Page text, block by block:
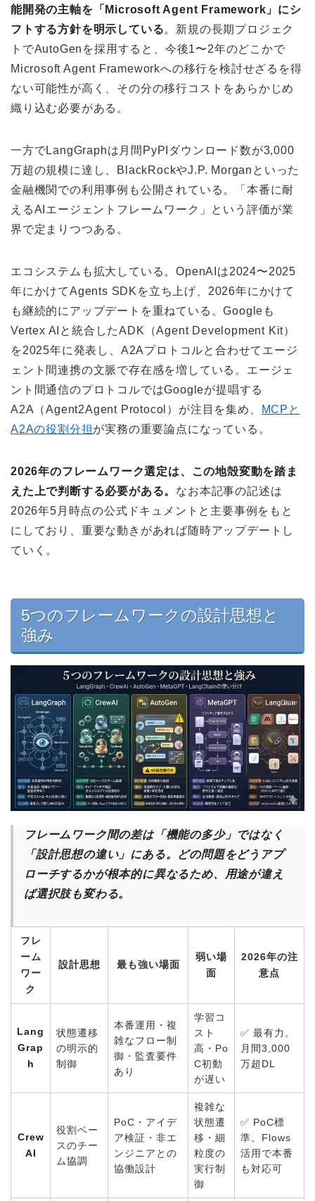
能開発の主軸を「Microsoft Agent Framework」にシ
フトする方針を明示している。新規の長期プロジェク
トでAutoGenを採用すると、今後1〜2年のどこかで
Microsoft Agent Frameworkへの移行を検討せざるを得
ない可能性が高く、その分の移行コストをあらかじめ
織り込む必要がある。
一方でLangGraphは月間PyPIダウンロード数が3,000
万超の規模に達し、BlackRockやJ.P. Morganといった
金融機関での利用事例も公開されている。「本番に耐
えるAIエージェントフレームワーク」という評価が業
界で定まりつつある。
エコシステムも拡大している。OpenAIは2024〜2025
年にかけてAgents SDKを立ち上げ、2026年にかけて
も継続的にアップデートを重ねている。Googleも
Vertex AIと統合したADK（Agent Development Kit）
を2025年に発表し、A2Aプロトコルと合わせてエージ
ェント間連携の文脈で存在感を増している。エージェ
ント間通信のプロトコルではGoogleが提唱する
A2A（Agent2Agent Protocol）が注目を集め、
MCPと
A2Aの役割分担が実務の重要論点になっている。
2026年のフレームワーク選定は、この地殻変動を踏ま
えた上で判断する必要がある。 なお本記事の記述は
2026年5月時点の公式ドキュメントと主要事例をもと
にしており、重要な動きがあれば随時アップデートし
ていく。
5つのフレームワークの設計思想と
強み
フレームワーク間の差は「機能の多少」ではなく
「設計思想の違い」にある。どの問題をどうアプ
ローチするかが根本的に異なるため、用途が違え
ば選択肢も変わる。
フレ
ーム
ワー
ク
設計思想 最も強い場面
弱い場
面
2026年の注
意点
Lang
Grap
h
状態遷移
の明示的
制御
本番運用・複
雑なフロー制
御・監査要件
あり
学習コ
スト
高・Po
C初動
が遅い
✅ 最有力。
月間3,000
万超DL
Crew
AI
役割ベー
スのチー
ム協調
PoC・アイデ
ア検証・非エ
ンジニアとの
協働設計
複雑な
状態遷
移・細
粒度の
実行制
御
✅ PoC標
準。Flows
活用で本番
も対応可